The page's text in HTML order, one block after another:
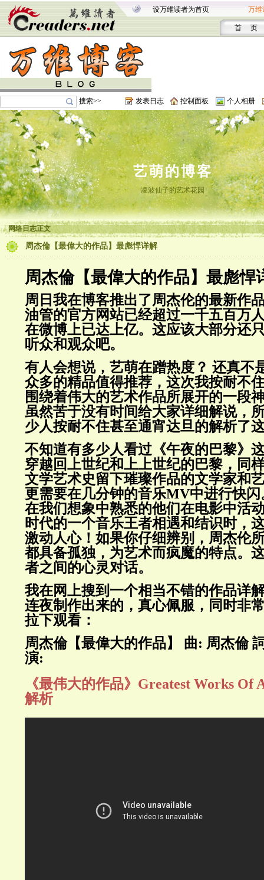
设万维读者为首页 万维
首 页
搜索>> 发表日志 控制面板 个人相册
艺萌的博客
凌波仙子的艺术花园
网络日志正文
周杰倫【最偉大的作品】最彪悍详解
周杰倫【最偉大的作品】最彪悍
周日我在博客推出了周杰伦的最新作
油管的官方网站已经超过一千五百万
在微博上已达上亿。这应该大部分还
听众和观众吧。
有人会想说，艺萌在蹭热度？ 还真不
众多的精品值得推荐，这次我按耐不
围绕着伟大的艺术作品所展开的一段
虽然苦于没有时间给大家详细解说，
少人按耐不住甚至通宵达旦的解析了
不知道有多少人看过《午夜的巴黎》
穿越回上世纪和上上世纪的巴黎，同
文学艺术史留下璀璨作品的文学家和
更需要在几分钟的音乐MV中进行快
在我们想象中熟悉的他们在电影中活
时代的一个音乐王者相遇和结识时，
激动人心！如果你仔细辨别，周杰伦
都具备孤独，为艺术而疯魔的特点。
者之间的心灵对话。
我在网上搜到一个相当不错的作品详
连夜制作出来的，真心佩服，同时非
拉下观看：
周杰倫【最偉大的作品】 曲: 周杰倫
演:
《最伟大的作品》Greatest Works Of
解析